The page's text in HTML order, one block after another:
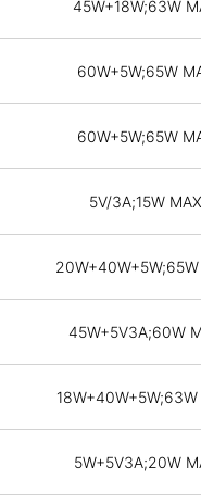
45W+18W;63W
60W+5W;65W
60W+5W;65W
5V/3A;15W MAX
20W+40W+5W;65W
45W+5V3A;60W
18W+40W+5W;63W
5W+5V3A;20W